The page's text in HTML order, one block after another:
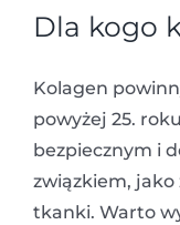
Dla kogo
Kolagen
powyżej 25.
bezpiecznym i
związkiem,
tkanki. Warto